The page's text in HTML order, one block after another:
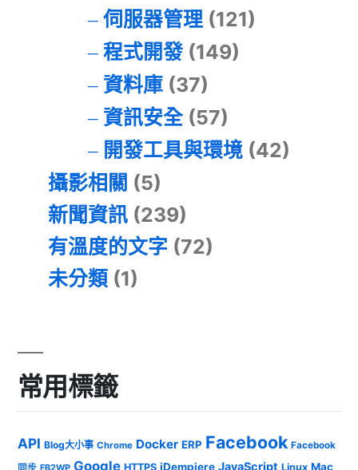
伺服器管理(121)
程式開發(149)
資料庫(37)
資訊安全(57)
開發工具與環境(42)
攝影相關 (5)
新聞資訊 (239)
有溫度的文字 (72)
未分類 (1)
常用標籤
API Blog大小事 Chrome Docker ERP Facebook Facebook
同步 FB2WP Google HTTPS iDempiere JavaScript Linux Mac